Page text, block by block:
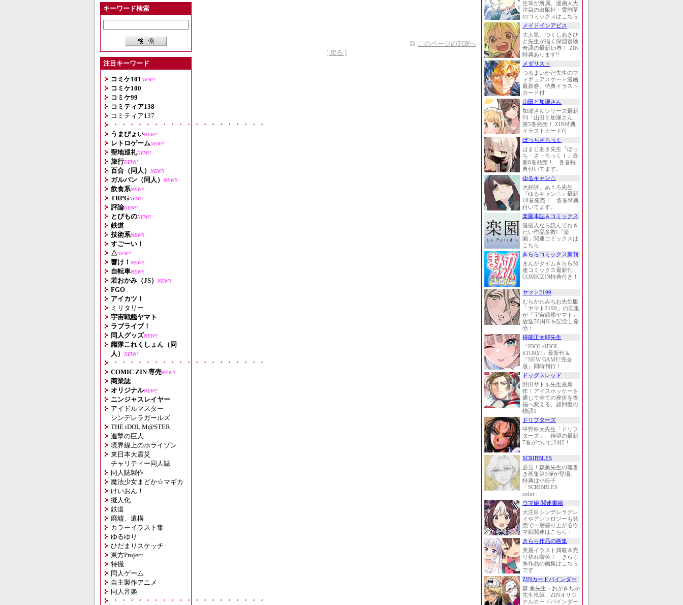
キーワード検索
注目キーワード
コミケ101 NEW!!
コミケ100
コミケ99
コミティア138
コミティア137
・・・・・・・・・・・・・・・・・・・
うまぴょいNEW!!
レトロゲームNEW!!
聖地巡礼NEW!!
旅行NEW!!
百合（同人） NEW!!
ガルパン（同人） NEW!!
飲食系NEW!!
TRPGNEW!!
評論NEW!!
とびものNEW!!
鉄道
技術系NEW!!
すごーい！
△NEW!!
響け！ NEW!!
自転車NEW!!
若おかみ（JS） NEW!!
FGO
アイカツ！
ミリタリー
宇宙戦艦ヤマト
ラブライブ！
同人グッズNEW!!
艦隊これくしょん（同
人）
NEW!!
・・・・・・・・・・・・・・・・・・・
COMIC ZIN 専売NEW!!
商業誌
オリジナルNEW!!
ニンジャスレイヤー
アイドルマスター
シンデレラガールズ
THE iDOL M@STER
進撃の巨人
境界線上のホライゾン
東日本大震災
チャリティー同人誌
同人誌製作
魔法少女まどか☆マギカ
けいおん！
擬人化
鉄道
廃墟、遺構
カラーイラスト集
ゆるゆり
ひだまりスケッチ
東方Project
特撮
同人ゲーム
自主製作アニメ
同人音楽
・・・・・・・・・・・・・・・・・・・
このページのTOPへ
[ 戻る ]
生等が所属、漫画人大
注目の出版社・雪割草
のコミックスはこちら
メイドインアビス
大人気、つくしあきひ
と先生が描く深淵冒険
奇譚の最新15巻！ ZIN
特典あります!!
メダリスト
つるまいかだ先生のフ
ィギュアスケート漫画
最新巻、特典イラスト
カード付
山田と加瀬さん
加瀬さんシリーズ最新
刊「山田と加瀬さん」
第5巻発売！ ZIN特典
イラストカード付
ぼっちざろっく
はまじあき先生『ぼっ
ち・ざ・ろっく！』最
新8巻発売！ 各巻特
典付いてます。
ゆるキャン△
大好評、あｆろ先生
『ゆるキャン△』最新
18巻発売！ 各巻特典
付いてます。
楽園本誌＆コミックス
漫画人なら読んでおき
たい作品多数!「楽
園」関連コミックスは
こちら
きららコミックス新刊
まんがタイムきらら関
連コミックス最新刊、
COMICZIN特典付き！
ヤマト2199
むらかわみちお先生版
「ヤマト2199」の画集
が『宇宙戦艦ヤマト』
放送50周年を記念し発
売！
得能正太郎先生
『IDOL×IDOL
STORY!』最新刊＆
『NEW GAME!完全
版』同時刊行！
ドッグスレッド
野田サトル先生最新
作！アイスホッケーを
通じて全ての挫折を祝
福へ変える、超回復の
物語1
ドリフターズ
平野耕太先生「ドリフ
ターズ」、待望の最新
7巻がついに刊行！
SCRIBBLES
必見！森薫先生の落書
き画集第3弾が登場。
特典は小冊子
「SCRIBBLES
color」！
ウマ娘 関連書籍
大注目シンデレラグレ
イやアンソロジーも発
売で一層盛り上がるウ
マ娘関連はこちら！
きらら作品の画集
美麗イラスト満載＆売
り切れ御免！ きらら
系作品の画集はこちら
です
ZINカードバインダー
森 薫先生・おがきちか
先生執筆、ZINオリジ
ナルカードバインダー